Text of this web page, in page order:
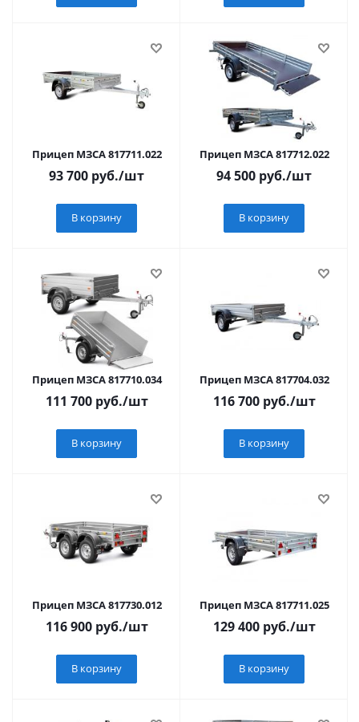
Прицеп МЗСА 817711.022
93 700 руб./шт
В корзину
Прицеп МЗСА 817712.022
94 500 руб./шт
В корзину
Прицеп МЗСА 817710.034
111 700руб./шт
В корзину
Прицеп МЗСА 817704.032
116 700руб./шт
В корзину
Прицеп МЗСА 817730.012
116 900руб./шт
В корзину
Прицеп МЗСА 817711.025
129 400руб./шт
В корзину